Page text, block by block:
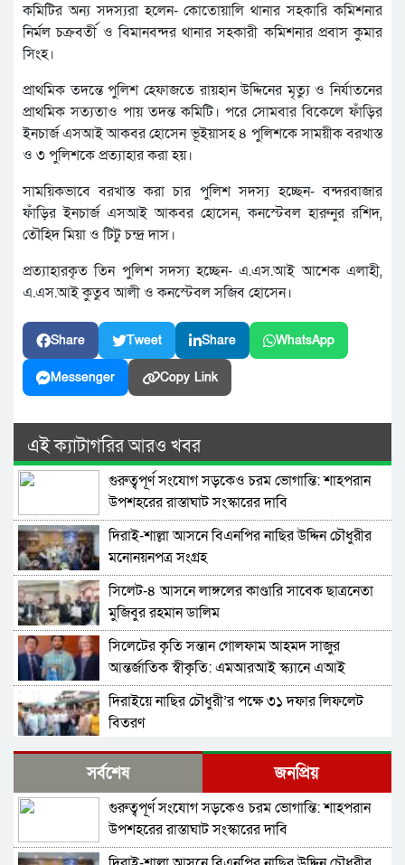
কমিটির অন্য সদস্যরা হলেন- কোতোয়ালি থানার সহকারি কমিশনার
নির্মল চক্রবর্তী ও বিমানবন্দর থানার সহকারী কমিশনার প্রবাস কুমার
সিংহ।
প্রাথমিক তদন্তে পুলিশ হেফাজতে রায়হান উদ্দিনের মৃত্যু ও নির্যাতনের
প্রাথমিক সত্যতাও পায় তদন্ত কমিটি। পরে সোমবার বিকেলে ফাঁড়ির
ইনচার্জ এসআই আকবর হোসেন ভূইয়াসহ ৪ পুলিশকে সাময়ীক বরখাস্ত
ও ৩ পুলিশকে প্রত্যাহার করা হয়।
সাময়িকভাবে বরখাস্ত করা চার পুলিশ সদস্য হচ্ছেন- বন্দরবাজার
ফাঁড়ির ইনচার্জ এসআই আকবর হোসেন, কনস্টেবল হারুনুর রশিদ,
তৌহিদ মিয়া ও টিটু চন্দ্র দাস।
প্রত্যাহারকৃত তিন পুলিশ সদস্য হচ্ছেন- এ.এস.আই আশেক এলাহী,
এ.এস.আই কুতুব আলী ও কনস্টেবল সজিব হোসেন।
Share Tweet Share WhatsApp
Messenger Copy Link
এই ক্যাটাগরির আরও খবর
গুরুত্বপূর্ণ সংযোগ সড়কেও চরম ভোগান্তি: শাহপরান
উপশহরের রাস্তাঘাট সংস্কারের দাবি
দিরাই-শাল্লা আসনে বিএনপির নাছির উদ্দিন চৌধুরীর
মনোনয়নপত্র সংগ্রহ
সিলেট-৪ আসনে লাঙ্গলের কাণ্ডারি সাবেক ছাত্রনেতা
মুজিবুর রহমান ডালিম
সিলেটের কৃতি সন্তান গোলফাম আহমদ সাজুর
আন্তর্জাতিক স্বীকৃতি: এমআরআই স্ক্যানে এআই
প্রয়োগে পিএইচডি অর্জন
দিরাইয়ে নাছির চৌধুরী’র পক্ষে ৩১ দফার লিফলেট
বিতরণ
কোম্পানীগঞ্জে বিএনপির ‘রাষ্ট্র কাঠামো মেরামত’ ৩১
দফার লিফলেট বিতরণ ও গণসংযোগ
জকিগঞ্জে আইনের তোয়াক্কা নেই! খাসজমি দখল করে
নির্বিঘ্নে ভবন বানাচ্ছেন সোনাসার বাজার কমিটির নেতা
আলাউদ্দিন আলাই
সর্বশেষ জনপ্রিয়
গুরুত্বপূর্ণ সংযোগ সড়কেও চরম ভোগান্তি: শাহপরান
উপশহরের রাস্তাঘাট সংস্কারের দাবি